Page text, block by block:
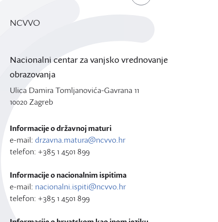
NCVVO
Nacionalni centar za vanjsko vrednovanje
obrazovanja
Ulica Damira Tomljanovića-Gavrana 11
10020 Zagreb
Informacije o državnoj maturi
e-mail: drzavna.matura@ncvvo.hr
telefon: +385 1 4501 899
Informacije o nacionalnim ispitima
e-mail: nacionalni.ispiti@ncvvo.hr
telefon: +385 1 4501 899